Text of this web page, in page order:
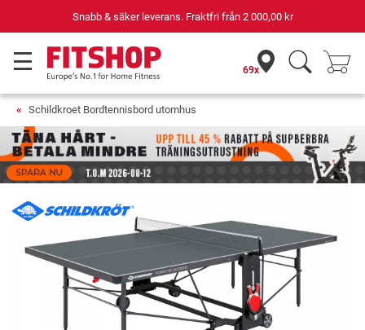
Snabb & säker leverans. Fraktfri från 2 000,00 kr
69x
Schildkroet Bordtennisbord utomhus